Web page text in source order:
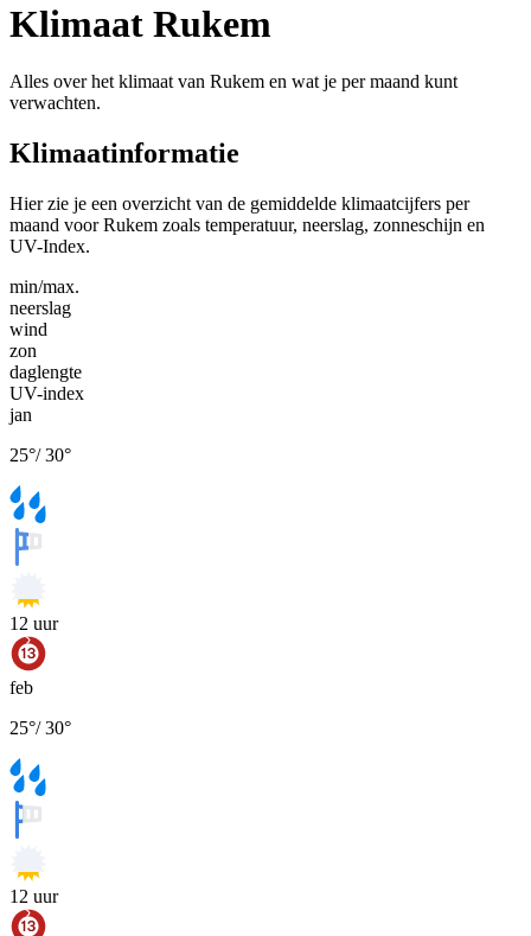
Klimaat Rukem
Alles over het klimaat van Rukem en wat je per maand kunt
verwachten.
Klimaatinformatie
Hier zie je een overzicht van de gemiddelde klimaatcijfers per
maand voor Rukem zoals temperatuur, neerslag, zonneschijn en
UV-Index.
min/max.
neerslag
wind
zon
daglengte
UV-index
jan
25°/30°
12 uur
feb
25°/30°
12 uur